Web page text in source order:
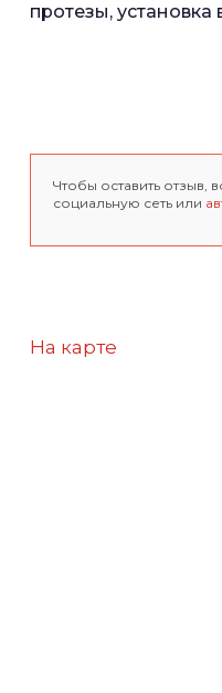
протезы,
Чтобы оставить отзыв,
социальную сеть или
На карте